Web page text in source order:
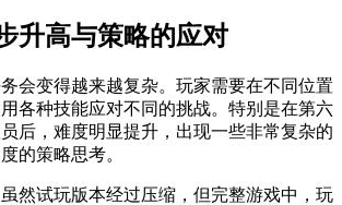
升高与策略的应对
会变得越来越复杂。玩家需要在不同位置
各种技能应对不同的挑战。特别是在第六
后，难度明显提升，出现一些非常复杂的
的策略思考。
然试玩版本经过压缩，但完整游戏中，玩